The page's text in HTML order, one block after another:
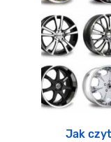
Jak